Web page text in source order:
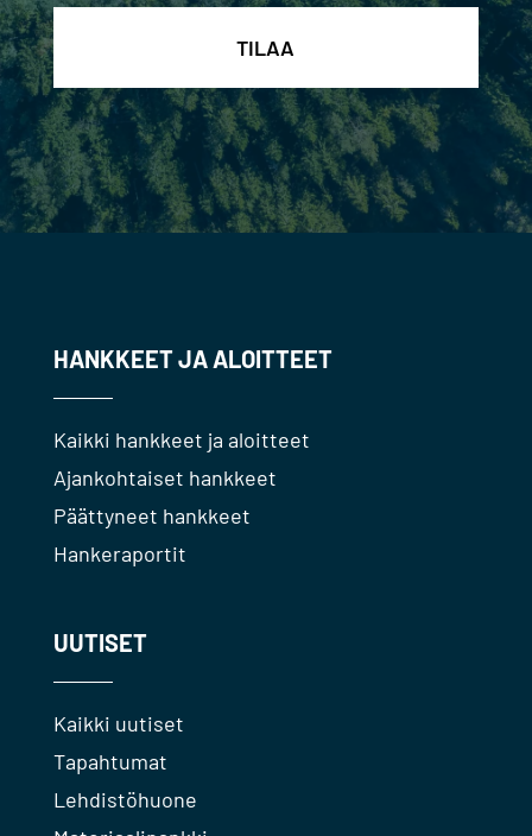
HANKKEET JA ALOITTEET
Kaikki hankkeet ja aloitteet
Ajankohtaiset hankkeet
Päättyneet hankkeet
Hankeraportit
UUTISET
Kaikki uutiset
Tapahtumat
Lehdistöhuone